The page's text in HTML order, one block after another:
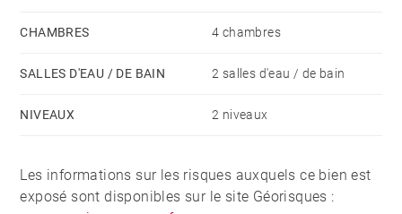
CHAMBRES 4 chambres
SALLES D'EAU / DE BAIN 2 salles d'eau / de bain
NIVEAUX 2 niveaux
Les informations sur les risques auxquels ce bien est
exposé sont disponibles sur le site Géorisques :